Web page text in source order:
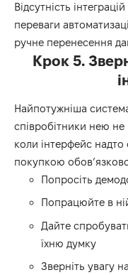
Відсутність
переваги
ручне перенесення
Крок 5.
Найпотужніша
співробітники нею
коли інтерфейс
покупкою
Попросіть
Попрацюйте в
Дайте
їхню думку
Зверніть увагу